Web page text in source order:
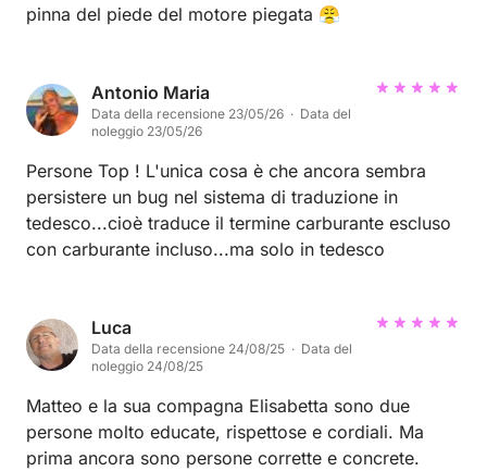
pinna del piede del motore piegata 😤
Antonio Maria
Data della recensione 23/05/26 · Data del
noleggio 23/05/26
Persone Top ! L'unica cosa è che ancora sembra
persistere un bug nel sistema di traduzione in
tedesco...cioè traduce il termine carburante escluso
con carburante incluso...ma solo in tedesco
Luca
Data della recensione 24/08/25 · Data del
noleggio 24/08/25
Matteo e la sua compagna Elisabetta sono due
persone molto educate, rispettose e cordiali. Ma
prima ancora sono persone corrette e concrete.